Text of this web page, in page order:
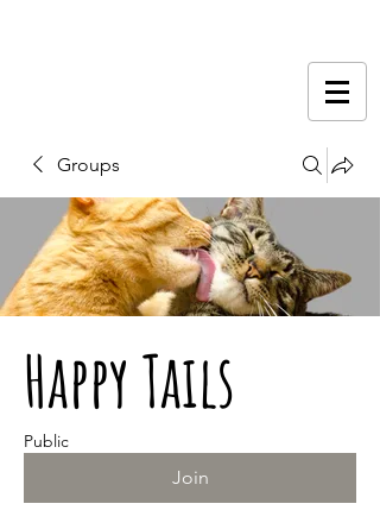
Groups
Happy Tails
Public
Join